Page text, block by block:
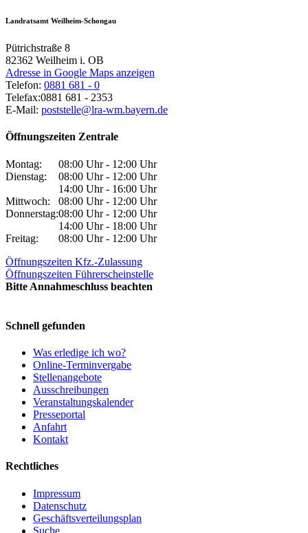
Landratsamt Weilheim-Schongau
Pütrichstraße 8
82362 Weilheim i. OB
Adresse in Google Maps anzeigen
Telefon: 0881 681 - 0
Telefax:0881 681 - 2353
E-Mail: poststelle@lra-wm.bayern.de
Öffnungszeiten Zentrale
Montag:
08:00 Uhr - 12:00 Uhr
Dienstag:
08:00 Uhr - 12:00 Uhr
14:00 Uhr - 16:00 Uhr
Mittwoch:
08:00 Uhr - 12:00 Uhr
Donnerstag:08:00 Uhr - 12:00 Uhr
14:00 Uhr - 18:00 Uhr
Freitag:
08:00 Uhr - 12:00 Uhr
Öffnungszeiten Kfz.-Zulassung
Öffnungszeiten Führerscheinstelle
Bitte Annahmeschluss beachten
Schnell gefunden
Was erledige ich wo?
Online-Terminvergabe
Stellenangebote
Ausschreibungen
Veranstaltungskalender
Presseportal
Anfahrt
Kontakt
Rechtliches
Impressum
Datenschutz
Geschäftsverteilungsplan
Suche